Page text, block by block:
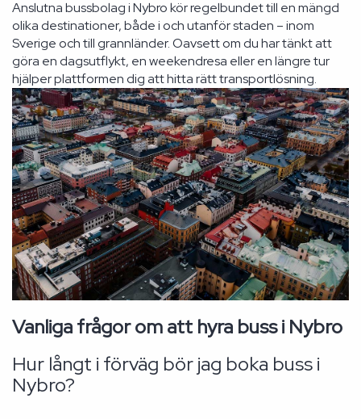
Anslutna bussbolag i Nybro kör regelbundet till en mängd
olika destinationer, både i och utanför staden – inom
Sverige och till grannländer. Oavsett om du har tänkt att
göra en dagsutflykt, en weekendresa eller en längre tur
hjälper plattformen dig att hitta rätt transportlösning.
Vanliga frågor om att hyra buss i Nybro
Hur långt i förväg bör jag boka buss i
Nybro?